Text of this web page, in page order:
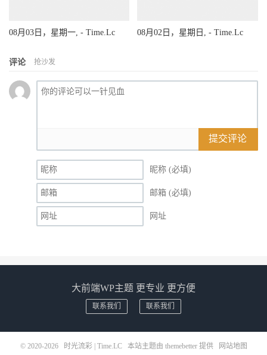
08月03日，星期一, - Time.Lc 08月02日，星期日, - Time.Lc
评论 抢沙发
提交评论
昵称 (必填)
邮箱 (必填)
网址
大前端WP主题 更专业 更方便
联系我们 联系我们
© 2020-2026 时光流彩 | Time.LC本站主题由 themebetter提供 网站地图